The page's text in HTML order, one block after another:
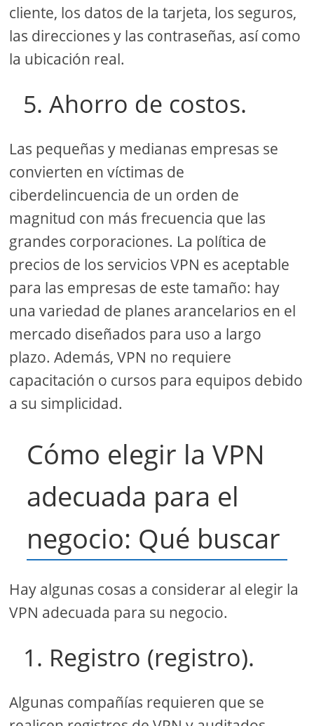
cliente, los datos de la tarjeta, los seguros,
las direcciones y las contraseñas, así como
la ubicación real.
5. Ahorro de costos.
Las pequeñas y medianas empresas se
convierten en víctimas de
ciberdelincuencia de un orden de
magnitud con más frecuencia que las
grandes corporaciones. La política de
precios de los servicios VPN es aceptable
para las empresas de este tamaño: hay
una variedad de planes arancelarios en el
mercado diseñados para uso a largo
plazo. Además, VPN no requiere
capacitación o cursos para equipos debido
a su simplicidad.
Cómo elegir la VPN
adecuada para el
negocio: Qué buscar
Hay algunas cosas a considerar al elegir la
VPN adecuada para su negocio.
1. Registro (registro).
Algunas compañías requieren que se